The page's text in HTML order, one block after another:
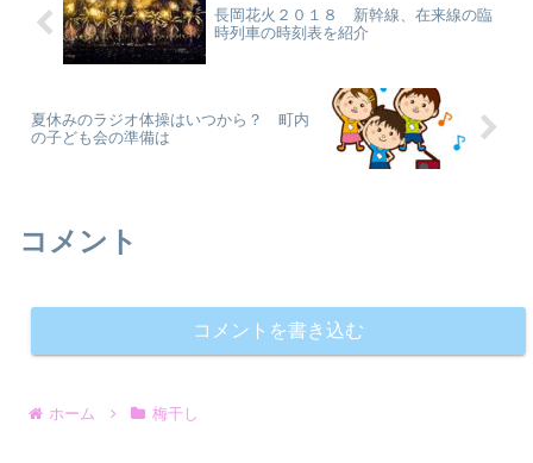
長岡花火２０１８ 新幹線、在来線の臨
時列車の時刻表を紹介
夏休みのラジオ体操はいつから？ 町内
の子ども会の準備は
コメント
コメントを書き込む
ホーム 梅干し